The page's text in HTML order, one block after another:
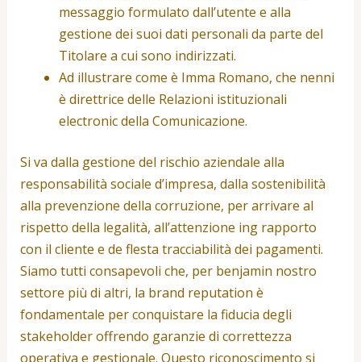
messaggio formulato dall’utente e alla
gestione dei suoi dati personali da parte del
Titolare a cui sono indirizzati.
Ad illustrare come è Imma Romano, che nenni
è direttrice delle Relazioni istituzionali
electronic della Comunicazione.
Si va dalla gestione del rischio aziendale alla
responsabilità sociale d’impresa, dalla sostenibilità
alla prevenzione della corruzione, per arrivare al
rispetto della legalità, all’attenzione ing rapporto
con il cliente e de flesta tracciabilità dei pagamenti.
Siamo tutti consapevoli che, per benjamin nostro
settore più di altri, la brand reputation è
fondamentale per conquistare la fiducia degli
stakeholder offrendo garanzie di correttezza
operativa e gestionale. Questo riconoscimento si